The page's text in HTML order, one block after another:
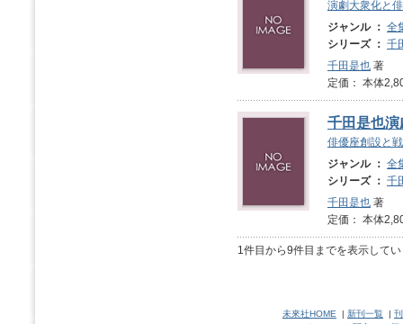
演劇大衆化と
ジャンル ： 全
シリーズ ： 千
千田是也 著
定価： 本体
千田是也
俳優座創設と
ジャンル ： 全
シリーズ ： 千
千田是也 著
定価： 本体
1件目から9件目までを表示して
未來社HOME | 新刊一覧 |